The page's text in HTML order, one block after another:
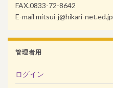
FAX.0833-72-8642
E-mail mitsui-j@hikari-net.ed.jp
管理者用
ログイン